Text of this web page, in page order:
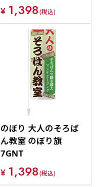
¥ 1,398(税込)
のぼり 大人のそろば
ん教室 のぼり旗
7GNT
¥ 1,398(税込)